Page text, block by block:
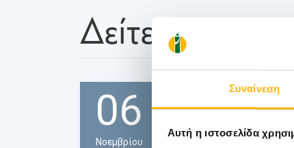
Συναίνεση
Αυτή η ιστοσελίδα
Δείτε Επίσης
06
Νοεμβρίου